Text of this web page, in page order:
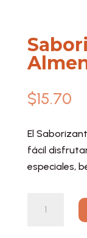
$15.70
El
fácil
especiales,
Saborizante